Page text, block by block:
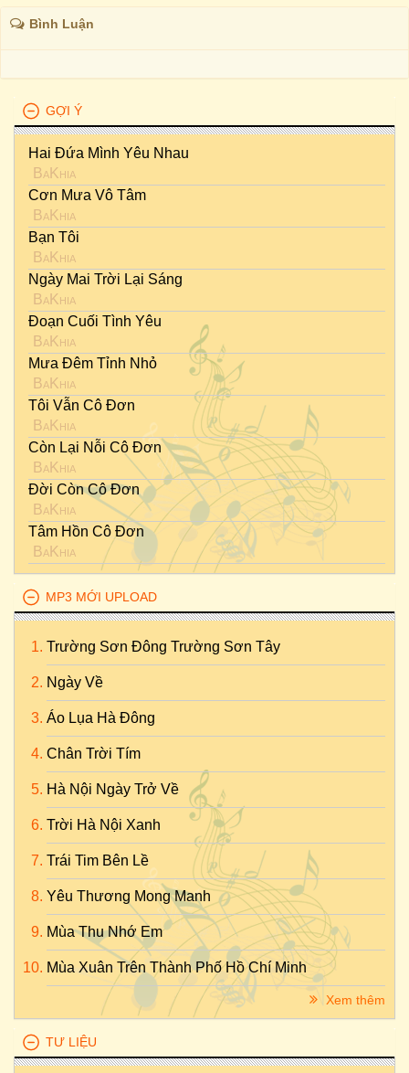
Bình Luận
GỢI Ý
Hai Đứa Mình Yêu Nhau
BaKhia
Cơn Mưa Vô Tâm
BaKhia
Bạn Tôi
BaKhia
Ngày Mai Trời Lại Sáng
BaKhia
Đoạn Cuối Tình Yêu
BaKhia
Mưa Đêm Tỉnh Nhỏ
BaKhia
Tôi Vẫn Cô Đơn
BaKhia
Còn Lại Nỗi Cô Đơn
BaKhia
Đời Còn Cô Đơn
BaKhia
Tâm Hồn Cô Đơn
BaKhia
MP3 MỚI UPLOAD
Trường Sơn Đông Trường Sơn Tây
Ngày Về
Áo Lụa Hà Đông
Chân Trời Tím
Hà Nội Ngày Trở Về
Trời Hà Nội Xanh
Trái Tim Bên Lề
Yêu Thương Mong Manh
Mùa Thu Nhớ Em
Mùa Xuân Trên Thành Phố Hồ Chí Minh
Xem thêm
TƯ LIỆU